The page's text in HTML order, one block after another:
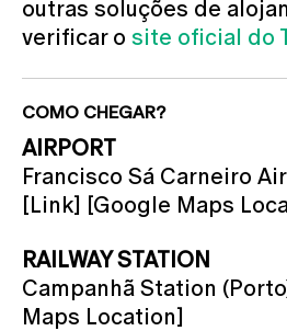
outras soluções de
verificar o site oficial do
COMO CHEGAR?
AIRPORT
Francisco Sá Carneiro
[Link] [Google Maps
RAILWAY STATION
Campanhã Station
Maps Location]